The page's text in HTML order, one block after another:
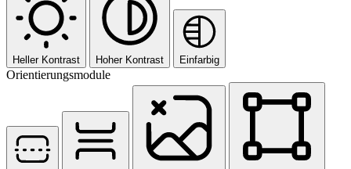
Heller Kontrast Hoher Kontrast Einfarbig
Orientierungsmodule